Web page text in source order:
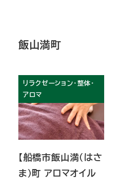
飯山満町
リラクゼーション・整体・
アロマ
【船橋市飯山満（はさ
ま）町 アロマオイル